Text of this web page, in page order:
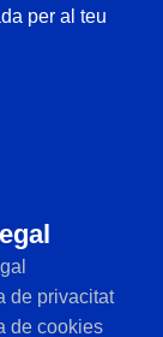
per al teu
de privacitat
de cookies